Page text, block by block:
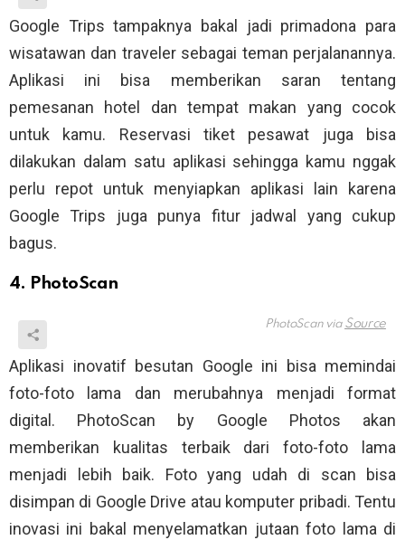
Google Trips tampaknya bakal jadi primadona para
wisatawan dan traveler sebagai teman perjalanannya.
Aplikasi ini bisa memberikan saran tentang
pemesanan hotel dan tempat makan yang cocok
untuk kamu. Reservasi tiket pesawat juga bisa
dilakukan dalam satu aplikasi sehingga kamu nggak
perlu repot untuk menyiapkan aplikasi lain karena
Google Trips juga punya fitur jadwal yang cukup
bagus.
4. PhotoScan
PhotoScan via
Aplikasi inovatif besutan Google ini bisa memindai
foto-foto lama dan merubahnya menjadi format
digital. PhotoScan by Google Photos akan
memberikan kualitas terbaik dari foto-foto lama
menjadi lebih baik. Foto yang udah di scan bisa
disimpan di Google Drive atau komputer pribadi. Tentu
inovasi ini bakal menyelamatkan jutaan foto lama di